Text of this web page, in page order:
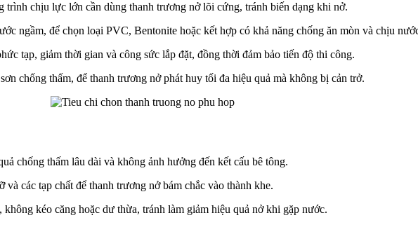
chịu lực lớn cần dùng thanh trương nở lõi cứng, tránh biến dạng khi nở.
ngầm, để chọn loại PVC, Bentonite hoặc kết hợp có khả năng chống ăn mòn và chịu
tạp, giảm thời gian và công sức lắp đặt, đồng thời đảm bảo tiến độ thi công.
chống thấm, để thanh trương nở phát huy tối đa hiệu quả mà không bị cản trở.
chống thấm lâu dài và không ảnh hưởng đến kết cấu bê tông.
các tạp chất để thanh trương nở bám chắc vào thành khe.
kéo căng hoặc dư thừa, tránh làm giảm hiệu quả nở khi gặp nước.